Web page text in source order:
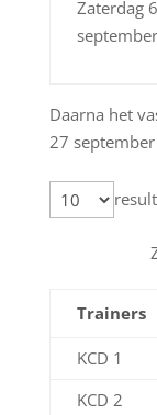
Zaterdag 6
september
Daarna het
27
Trainers
KCD 1
KCD 2